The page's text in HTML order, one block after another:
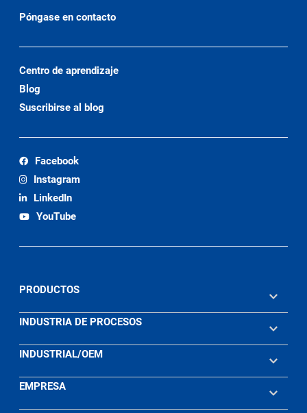
Póngase en contacto
Centro de aprendizaje
Blog
Suscribirse al blog
Facebook
Instagram
LinkedIn
YouTube
PRODUCTOS
INDUSTRIA DE PROCESOS
INDUSTRIAL/OEM
EMPRESA